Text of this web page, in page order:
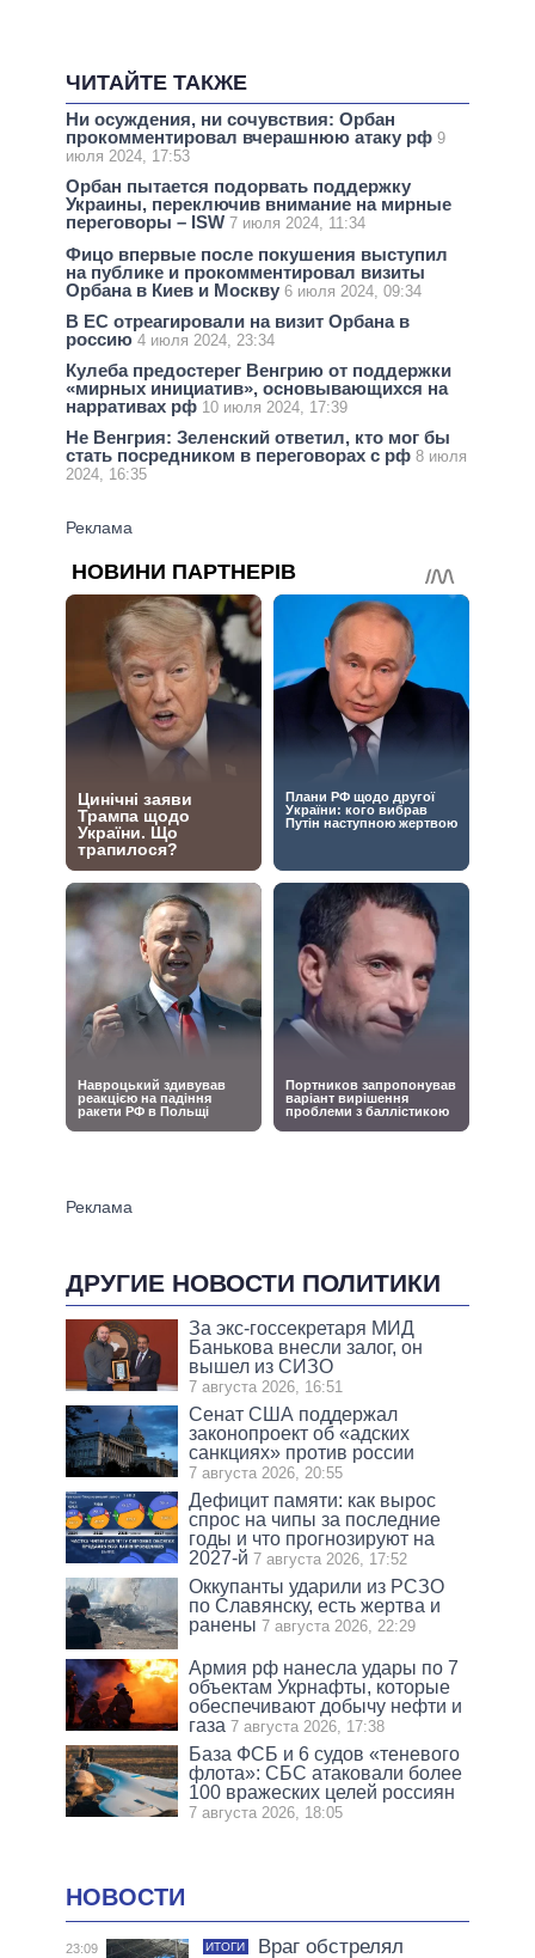
ЧИТАЙТЕ ТАКЖЕ
Ни осуждения, ни сочувствия: Орбан
прокомментировал вчерашнюю атаку рф 9
июля 2024, 17:53
Орбан пытается подорвать поддержку
Украины, переключив внимание на мирные
переговоры – ISW 7 июля 2024, 11:34
Фицо впервые после покушения выступил
на публике и прокомментировал визиты
Орбана в Киев и Москву 6 июля 2024, 09:34
В ЕС отреагировали на визит Орбана в
россию 4 июля 2024, 23:34
Кулеба предостерег Венгрию от поддержки
«мирных инициатив», основывающихся на
нарративах рф 10 июля 2024, 17:39
Не Венгрия: Зеленский ответил, кто мог бы
стать посредником в переговорах с рф 8 июля
2024, 16:35
ДРУГИЕ НОВОСТИ ПОЛИТИКИ
За экс-госсекретаря МИД
Банькова внесли залог, он
вышел из СИЗО
7 августа 2026, 16:51
Сенат США поддержал
законопроект об «адских
санкциях» против россии
7 августа 2026, 20:55
Дефицит памяти: как вырос
спрос на чипы за последние
годы и что прогнозируют на
2027-й 7 августа 2026, 17:52
Оккупанты ударили из РСЗО
по Славянску, есть жертва и
ранены 7 августа 2026, 22:29
Армия рф нанесла удары по 7
объектам Укрнафты, которые
обеспечивают добычу нефти и
газа 7 августа 2026, 17:38
База ФСБ и 6 судов «теневого
флота»: СБС атаковали более
100 вражеских целей россиян
7 августа 2026, 18:05
НОВОСТИ
23:09 ИТОГИ
Враг обстрелял